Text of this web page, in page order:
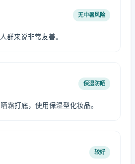
无中暑风险
群来说非常友善。
保湿防晒
霜打底，使用保湿型化妆品。
较好